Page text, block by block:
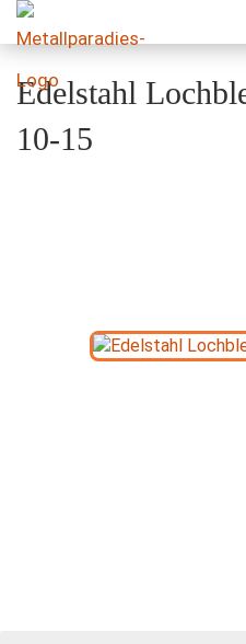
Edelstahl
10-15